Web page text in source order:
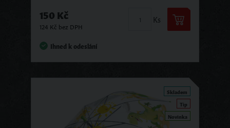
150 Kč
124 Kč bez DPH
Ks
Ihned k odeslání
Skladem
Tip
Novinka